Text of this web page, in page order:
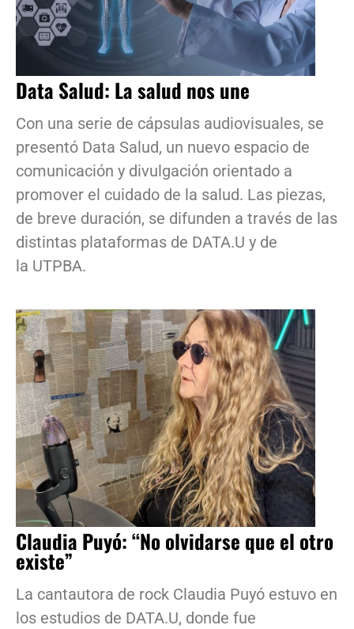
Data Salud: La salud nos une
Con una serie de cápsulas audiovisuales, se
presentó Data Salud, un nuevo espacio de
comunicación y divulgación orientado a
promover el cuidado de la salud. Las piezas,
de breve duración, se difunden a través de las
distintas plataformas de DATA.U y de
la UTPBA.
Claudia Puyó: “No olvidarse que el otro
existe”
La cantautora de rock Claudia Puyó estuvo en
los estudios de DATA.U, donde fue